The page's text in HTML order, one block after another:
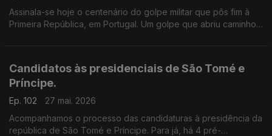
Assinala-se hoje o centenário do golpe militar que pôs fim à
Primeira República, em Portugal. Um golpe que abriu caminho
Candidatos às presidenciais de São Tomé e
Príncipe.
Ep. 102
27 mai. 2026
Acompanhamos o processo das candidaturas à presidência da
república de São Tomé e Príncipe. Para já, há 4 pré-